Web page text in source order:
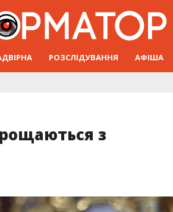
РОЗСЛІДУВАННЯ АФІША
з